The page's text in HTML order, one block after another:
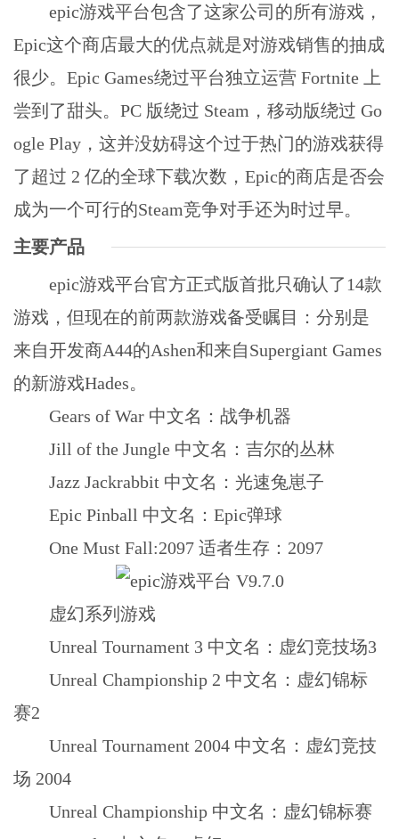
epic游戏平台包含了这家公司的所有游戏，
Epic这个商店最大的优点就是对游戏销售的抽成
很少。Epic Games绕过平台独立运营 Fortnite 上
尝到了甜头。PC 版绕过 Steam，移动版绕过 Go
ogle Play，这并没妨碍这个过于热门的游戏获得
了超过 2 亿的全球下载次数，Epic的商店是否会
成为一个可行的Steam竞争对手还为时过早。
主要产品
epic游戏平台官方正式版首批只确认了14款
游戏，但现在的前两款游戏备受瞩目：分别是
来自开发商A44的Ashen和来自Supergiant Games
的新游戏Hades。
Gears of War 中文名：战争机器
Jill of the Jungle 中文名：吉尔的丛林
Jazz Jackrabbit 中文名：光速兔崽子
Epic Pinball 中文名：Epic弹球
One Must Fall:2097 适者生存：2097
虚幻系列游戏
Unreal Tournament 3 中文名：虚幻竞技场3
Unreal Championship 2 中文名：虚幻锦标
赛2
Unreal Tournament 2004 中文名：虚幻竞技
场 2004
Unreal Championship 中文名：虚幻锦标赛